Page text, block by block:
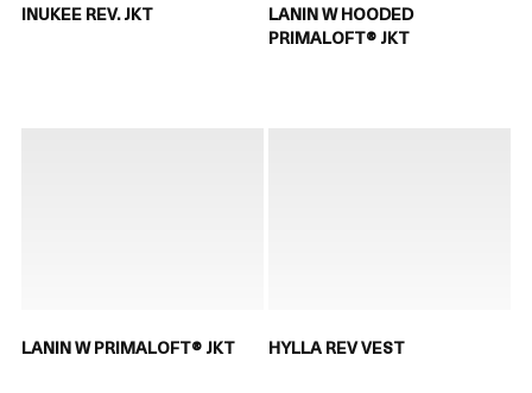
INUKEE REV. JKT
LANIN W HOODED
PRIMALOFT® JKT
LANIN W PRIMALOFT® JKT HYLLA REV VEST